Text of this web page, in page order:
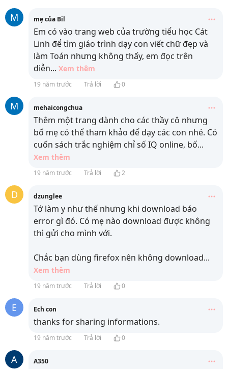
M mẹ của Bil
Em có vào trang web của trường tiểu học Cát
Linh để tìm giáo trình dạy con viết chữ đẹp và
làm Toán nhưng không thấy, em đọc trên
diễn... Xem thêm
19 năm trước Trả lời 0
M mehaicongchua
Thêm một trang dành cho các thầy cô nhưng
bố mẹ có thể tham khảo để dạy các con nhé. Có
cuốn sách trắc nghiệm chỉ số IQ online, bố...
Xem thêm
19 năm trước Trả lời 2
D dzunglee
Tớ làm y như thế nhưng khi download báo
error gì đó. Có mẹ nào download được không
thì gửi cho mình với.
Chắc bạn dùng firefox nên không download...
Xem thêm
19 năm trước Trả lời 0
E Ech con
thanks for sharing informations.
19 năm trước Trả lời 0
A A350